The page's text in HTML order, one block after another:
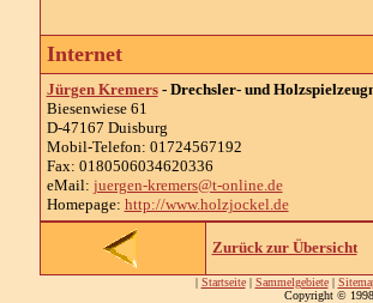
Internet
Jürgen Kremers- Drechsler- und
Biesenwiese 61
D-47167 Duisburg
Mobil-Telefon: 01724567192
Fax: 0180506034620336
eMail: juergen-kremers@t-online.de
Homepage: http://www.holzjockel.de
Zurück zur Übersicht
| Startseite| Sammelgebiete|
Copyright ©